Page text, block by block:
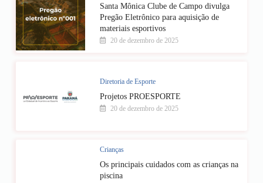
Santa Mônica Clube de Campo divulga
Pregão Eletrônico para aquisição de
materiais esportivos
20 de dezembro de 2025
Diretoria de Esporte
Projetos PROESPORTE
20 de dezembro de 2025
Crianças
Os principais cuidados com as crianças na
piscina